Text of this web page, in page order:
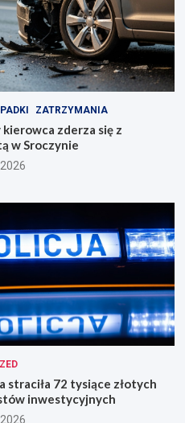
ZATRZYMANIA
zderza się z
w Sroczynie
straciła 72 tysiące złotych
inwestycyjnych